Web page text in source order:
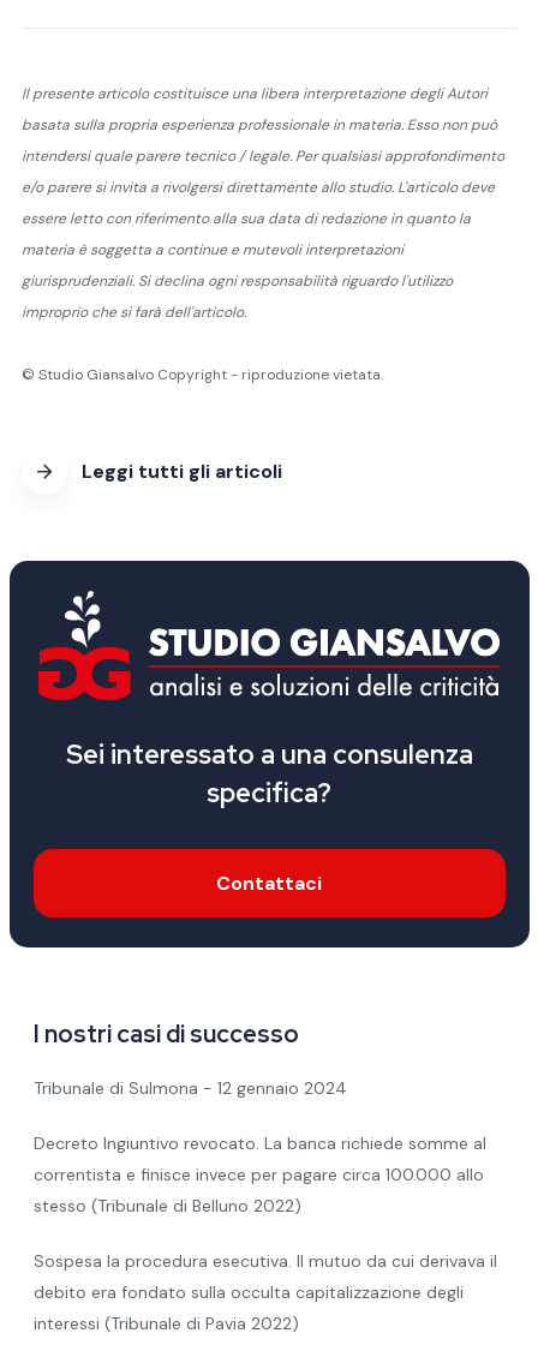
Il presente articolo costituisce una libera interpretazione degli Autori
basata sulla propria esperienza professionale in materia. Esso non può
intendersi quale parere tecnico / legale. Per qualsiasi approfondimento
e/o parere si invita a rivolgersi direttamente allo studio. L'articolo deve
essere letto con riferimento alla sua data di redazione in quanto la
materia è soggetta a continue e mutevoli interpretazioni
giurisprudenziali. Si declina ogni responsabilità riguardo l'utilizzo
improprio che si farà dell'articolo.
© Studio Giansalvo Copyright - riproduzione vietata.
Leggi tutti gli articoli
Sei interessato a una consulenza
specifica?
Contattaci
I nostri casi di successo
Tribunale di Sulmona - 12 gennaio 2024
Decreto Ingiuntivo revocato. La banca richiede somme al
correntista e finisce invece per pagare circa 100.000 allo
stesso (Tribunale di Belluno 2022)
Sospesa la procedura esecutiva. Il mutuo da cui derivava il
debito era fondato sulla occulta capitalizzazione degli
interessi (Tribunale di Pavia 2022)